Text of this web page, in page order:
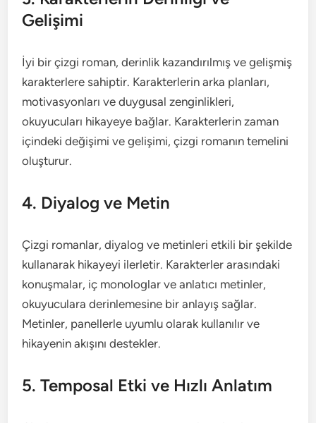
Gelişimi
İyi bir çizgi roman, derinlik kazandırılmış ve gelişmiş
karakterlere sahiptir. Karakterlerin arka planları,
motivasyonları ve duygusal zenginlikleri,
okuyucuları hikayeye bağlar. Karakterlerin zaman
içindeki değişimi ve gelişimi, çizgi romanın temelini
oluşturur.
4. Diyalog ve Metin
Çizgi romanlar, diyalog ve metinleri etkili bir şekilde
kullanarak hikayeyi ilerletir. Karakterler arasındaki
konuşmalar, iç monologlar ve anlatıcı metinler,
okuyuculara derinlemesine bir anlayış sağlar.
Metinler, panellerle uyumlu olarak kullanılır ve
hikayenin akışını destekler.
5. Temposal Etki ve Hızlı Anlatım